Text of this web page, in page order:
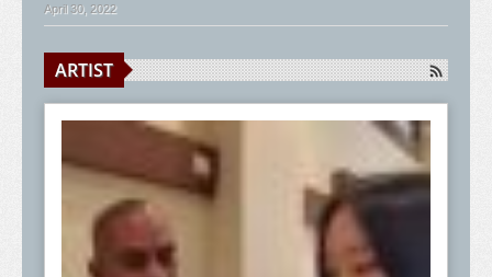
April 30, 2022
ARTIST